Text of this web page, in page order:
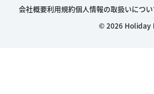
会社概要利用規約個人情報の取扱いについ
© 2026 Holiday